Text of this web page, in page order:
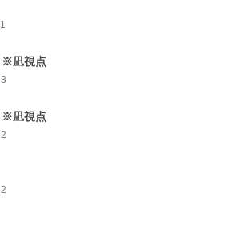
※凪視点
※凪視点